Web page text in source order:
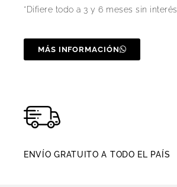
*Difiere todo a 3 y 6 meses sin interés
MÁS INFORMACIÓN
ENVÍO GRATUITO A TODO EL PAÍS